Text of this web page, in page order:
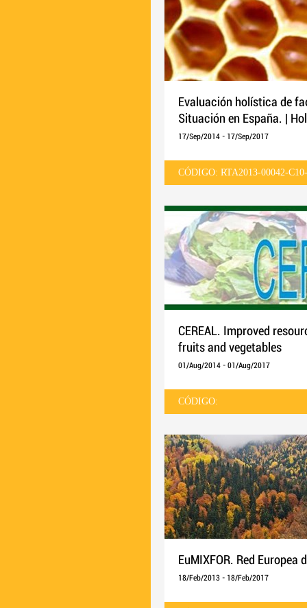
Evaluación holística de
Situación en España. |
pollinators. The situation
17/Sep/2014 - 17/Sep/2017
CÓDIGO: RTA2013-00042-
CEREAL. Improved
fruits and vegetables
01/Aug/2014 - 01/Aug/2017
CÓDIGO:
EuMIXFOR. Red Europea
18/Feb/2013 - 18/Feb/2017